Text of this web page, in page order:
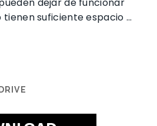
dejar de funcionar
suficiente espacio …